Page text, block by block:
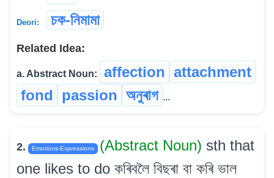
Deori: চক-নিমামা
Related Idea:
a. Abstract Noun: affection attachment
fond
passion অনুৰাগ ...
2. Emotions-Expressions (Abstract Noun) sth that
one likes to do কৰিবলৈ বিছৰা বা কৰি ভাল